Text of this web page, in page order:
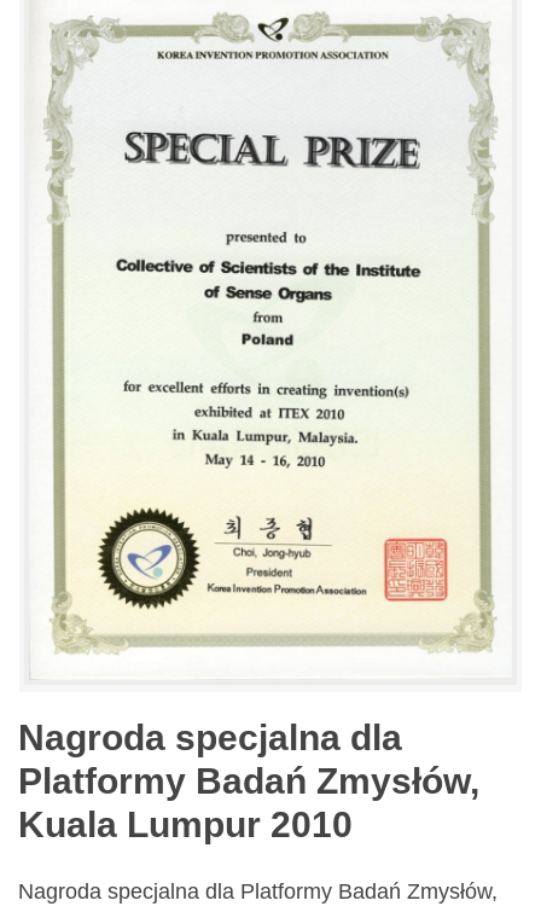
Nagroda specjalna dla
Platformy Badań Zmysłów,
Kuala Lumpur 2010
Nagroda specjalna dla Platformy Badań Zmysłów,